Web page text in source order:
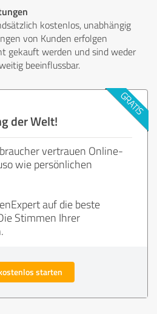
kostenlos, unabhängig
von Kunden erfolgen
gekauft werden und sind weder
beeinflussbar.
der Welt!
vertrauen Online-
wie persönlichen
auf die beste
Stimmen Ihrer
starten